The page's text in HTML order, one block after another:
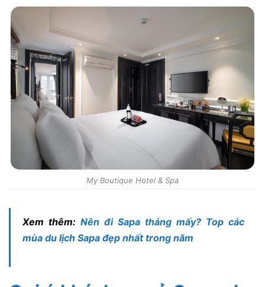
My Boutique Hotel & Spa
Xem thêm: Nên đi Sapa tháng mấy? Top các
mùa du lịch Sapa đẹp nhất trong năm